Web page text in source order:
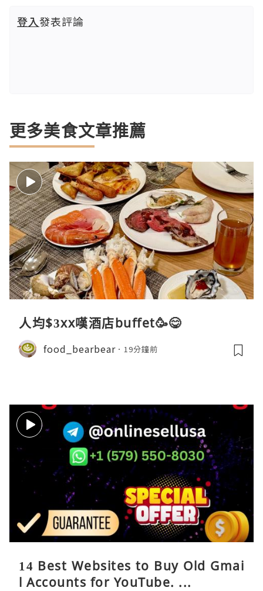
登入發表評論
更多美食文章推薦
人均$3xx嘆酒店buffet🥳😋
food_bearbear 19分鐘前
14 Best Websites to Buy Old Gmai
l Accounts for YouTube. ...